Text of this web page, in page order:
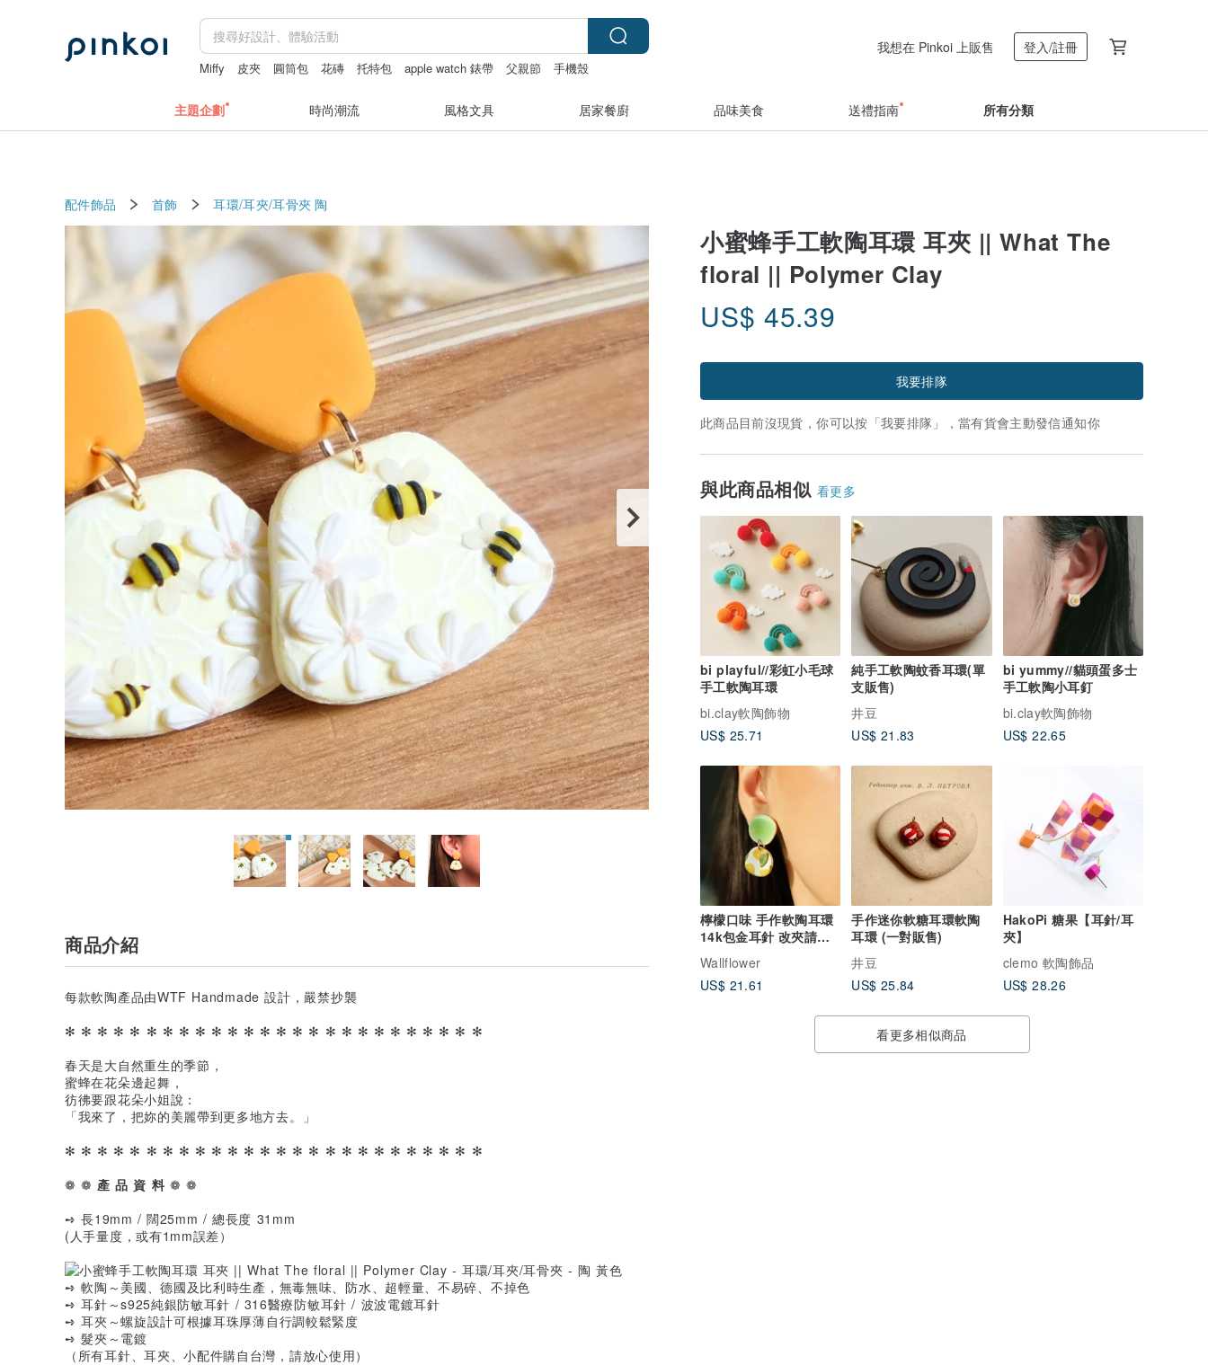
Miffy 皮夾 圓筒包 花磚 托特包 apple watch 錶帶 父親節 手機殼
我想在 Pinkoi 上販售 登入/註冊
主題企劃 時尚潮流 風格文具 居家餐廚 品味美食 送禮指南 所有分類
配件飾品 首飾 耳環/耳夾/耳骨夾 陶
小蜜蜂手工軟陶耳環 耳夾 || What The
floral || Polymer Clay
US$ 45.39
我要排隊
此商品目前沒現貨，你可以按「我要排隊」，當有貨會主動發信通知你
與此商品相似 看更多
bi playful//彩虹小毛球
手工軟陶耳環
bi.clay軟陶飾物
US$ 25.71
純手工軟陶蚊香耳環(單
支販售)
井豆
US$ 21.83
bi yummy//貓頭蛋多士
手工軟陶小耳釘
bi.clay軟陶飾物
US$ 22.65
檸檬口味 手作軟陶耳環
14k包金耳針 改夾請備
注
Wallflower
US$ 21.61
手作迷你軟糖耳環軟陶
耳環 (一對販售)
井豆
US$ 25.84
HakoPi 糖果【耳針/耳
夾】
clemo 軟陶飾品
US$ 28.26
看更多相似商品
商品介紹
每款軟陶產品由WTF Handmade 設計，嚴禁抄襲
✻ ✻ ✻ ✻ ✻ ✻ ✻ ✻ ✻ ✻ ✻ ✻ ✻ ✻ ✻ ✻ ✻ ✻ ✻ ✻ ✻ ✻ ✻ ✻ ✻ ✻
春天是大自然重生的季節，
蜜蜂在花朵邊起舞，
彷彿要跟花朵小姐說：
「我來了，把妳的美麗帶到更多地方去。」
✻ ✻ ✻ ✻ ✻ ✻ ✻ ✻ ✻ ✻ ✻ ✻ ✻ ✻ ✻ ✻ ✻ ✻ ✻ ✻ ✻ ✻ ✻ ✻ ✻ ✻
❁ ❁ 產 品 資 料 ❁ ❁
➺ 長19mm / 闊25mm / 總長度 31mm
(人手量度，或有1mm誤差）
➺ 軟陶～美國、德國及比利時生產，無毒無味、防水、超輕量、不易碎、不掉色
➺ 耳針～s925純銀防敏耳針 / 316醫療防敏耳針 / 波波電鍍耳針
➺ 耳夾～螺旋設計可根據耳珠厚薄自行調較鬆緊度
➺ 髮夾～電鍍
（所有耳針、耳夾、小配件購自台灣，請放心使用）